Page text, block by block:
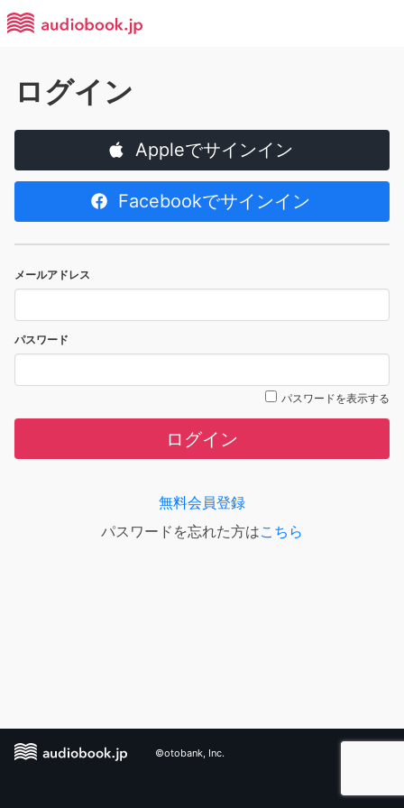
ログイン
Appleでサインイン
Facebookでサインイン
メールアドレス
パスワード
パスワードを表示する
ログイン
無料会員登録
パスワードを忘れた方はこちら
©otobank, Inc.